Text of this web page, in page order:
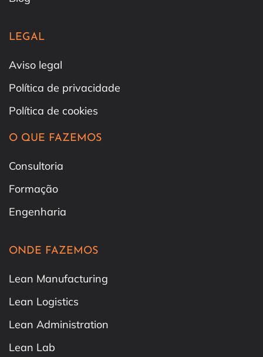
LEGAL
Aviso legal
Política de privacidade
Política de cookies
O QUE FAZEMOS
Consultoria
Formação
Engenharia
ONDE FAZEMOS
Lean Manufacturing
Lean Logistics
Lean Administration
Lean Lab